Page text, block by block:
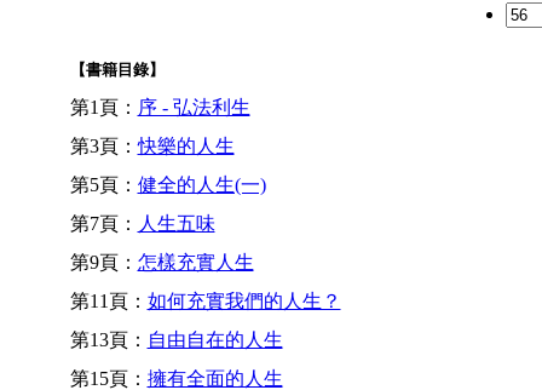
【書籍目錄】
第1頁： 序 - 弘法利生
第3頁：快樂的人生
第5頁： 健全的人生(一)
第7頁： 人生五味
第9頁： 怎樣充實人生
第11頁： 如何充實我們的人生？
第13頁： 自由自在的人生
第15頁： 擁有全面的人生